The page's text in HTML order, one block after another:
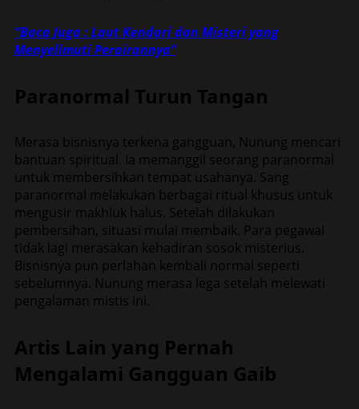
“Baca Juga : Laut Kendari dan Misteri yang
Menyelimuti Perairannya”
Paranormal Turun Tangan
Merasa bisnisnya terkena gangguan, Nunung mencari
bantuan spiritual. Ia memanggil seorang paranormal
untuk membersihkan tempat usahanya. Sang
paranormal melakukan berbagai ritual khusus untuk
mengusir makhluk halus. Setelah dilakukan
pembersihan, situasi mulai membaik. Para pegawai
tidak lagi merasakan kehadiran sosok misterius.
Bisnisnya pun perlahan kembali normal seperti
sebelumnya. Nunung merasa lega setelah melewati
pengalaman mistis ini.
Artis Lain yang Pernah
Mengalami Gangguan Gaib